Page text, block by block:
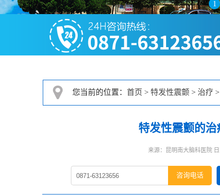
1
您当前的位置： 首页 > 特发性震颤 > 治疗 >
特发性震颤的治
来源：昆明南大脑科医院 日
咨询电话